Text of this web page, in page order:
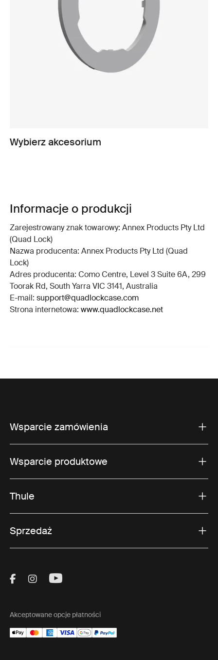
Wybierz akcesorium
Informacje o produkcji
Zarejestrowany znak towarowy: Annex Products Pty Ltd
(Quad Lock)
Nazwa producenta: Annex Products Pty Ltd (Quad
Lock)
Adres producenta: Como Centre, Level 3 Suite 6A, 299
Toorak Rd, South Yarra VIC 3141, Australia
E-mail: support@quadlockcase.com
Strona internetowa: www.quadlockcase.net
Wsparcie zamówienia
Wsparcie produktowe
Thule
Sprzedaż
Visit Thule on Facebook (external link)
Visit Thule on Instagram (external link)
Visit Thule on Youtube (external
Akceptowane opcje płatności